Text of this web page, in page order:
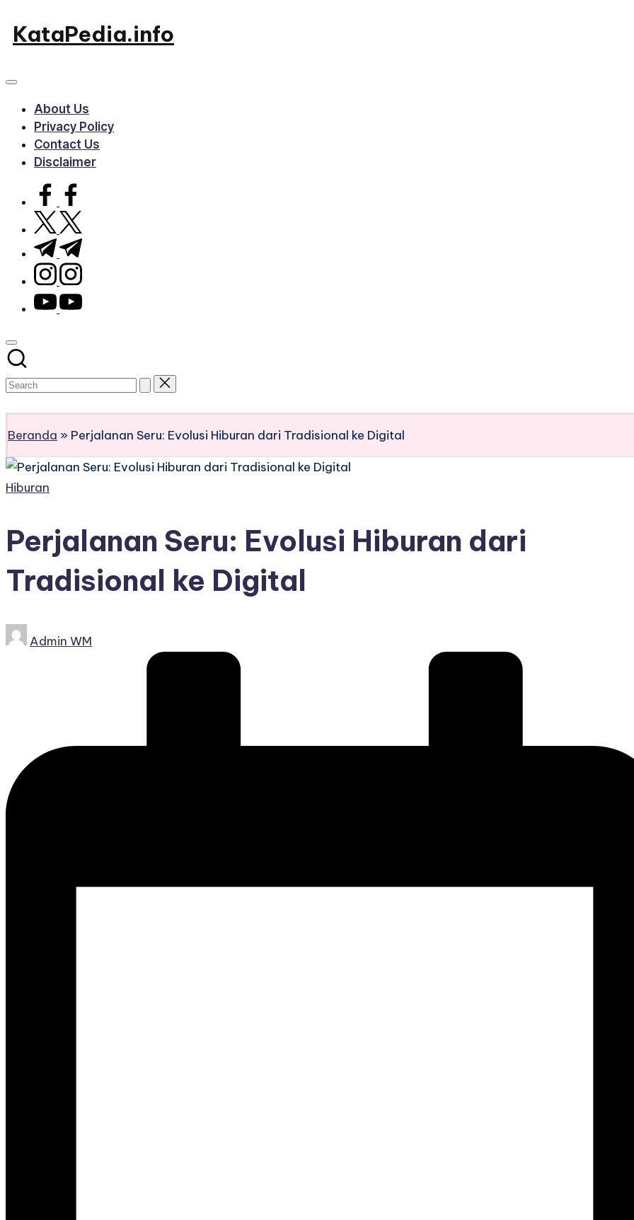
Skip
to
KataPedia.info
Info
About Us
Privacy Policy
Contact Us
Disclaimer
facebook.com
twitter.com
t.me
instagram.com
youtube.com
Beranda » Perjalanan Seru: Evolusi Hiburan dari Tradisional ke Digital
Posted
Hiburan
Perjalanan Seru: Evolusi Hiburan dari
Tradisional ke Digital
PostedAdmin WM